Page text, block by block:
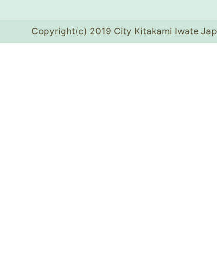
Copyright(c) 2019 City Kitakami Iwate